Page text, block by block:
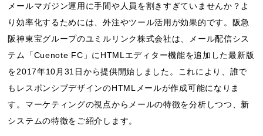
メールマガジン運用に手間や人員を割きすぎていませんか？よ
り効率化するためには、外注やツール活用が効果的です。阪急
阪神東宝グループのユミルリンク株式会社は、メール配信シス
テム「Cuenote FC」にHTMLエディター機能を追加した最新版
を2017年10月31日から提供開始しました。これにより、誰で
もレスポンシブデザインのHTMLメールが作成可能になりま
す。マーケティングの視点からメールの特徴を分析しつつ、新
システムの特徴をご紹介します。